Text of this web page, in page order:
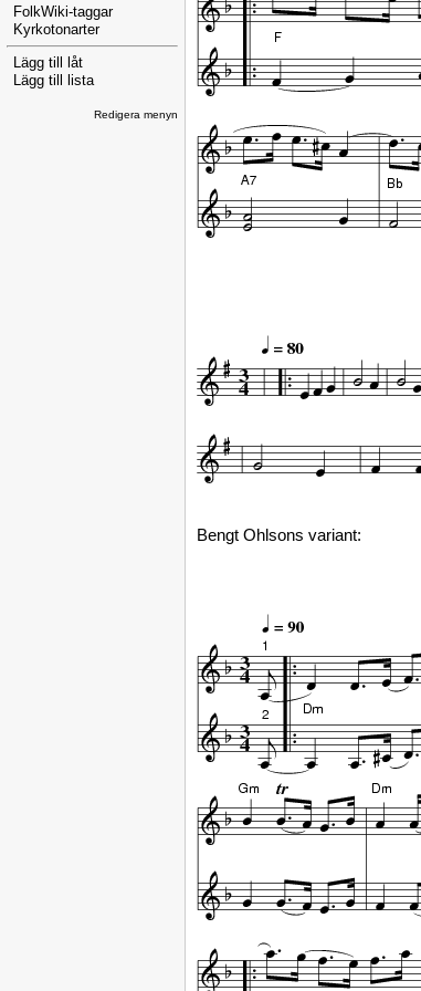
FolkWiki-taggar
Kyrkotonarter
Lägg till låt
Lägg till lista
Redigera menyn
Bengt Ohlsons variant: